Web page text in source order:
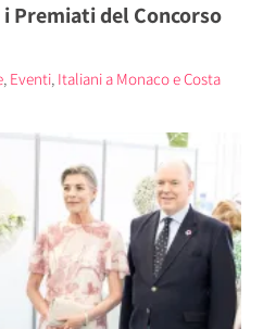
Premiati del Concorso
, Eventi, Italiani a Monaco e Costa